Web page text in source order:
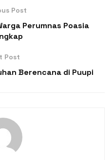
Post
Perumnas Poasia
Post
Berencana di Puupi